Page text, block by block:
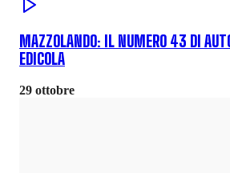
MAZZOLANDO: IL NUMERO 43 DI
EDICOLA
29 ottobre